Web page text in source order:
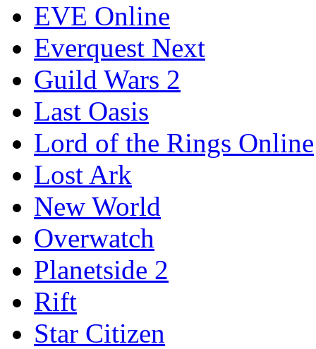
EVE Online
Everquest Next
Guild Wars 2
Last Oasis
Lord of the Rings Online
Lost Ark
New World
Overwatch
Planetside 2
Rift
Star Citizen